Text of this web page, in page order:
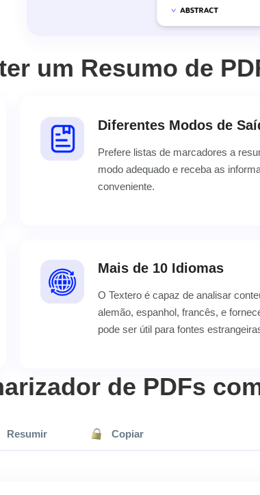
um Resumo de
Diferentes Modos de
Prefere listas de marcadores a
modo adequado e receba as
conveniente.
Mais de 10 Idiomas
O Textero é capaz de analisar
alemão, espanhol, francês, e
pode ser útil para fontes
de PDFs
Resumir Copiar